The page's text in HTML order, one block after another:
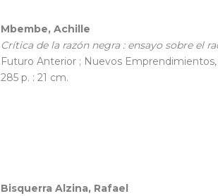
Mbembe, Achille
Crítica de la razón negra : ensayo sobre el
Futuro Anterior ; Nuevos Emprendimientos,
285 p. : 21 cm.
Bisquerra Alzina, Rafael